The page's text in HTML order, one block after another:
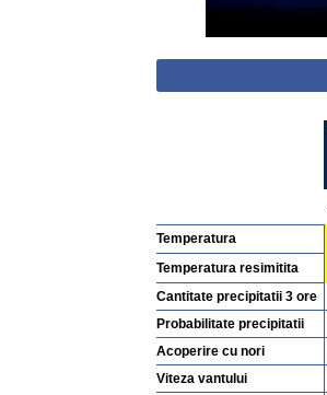
Temperatura
Temperatura resimitita
Cantitate precipitatii 3 ore
Probabilitate precipitatii
Acoperire cu nori
Viteza vantului